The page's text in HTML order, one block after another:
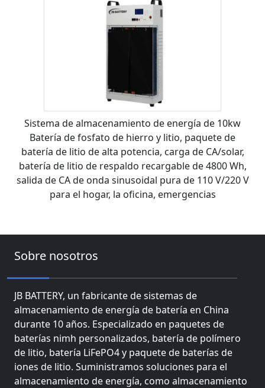
Sistema de almacenamiento de energía de 10kw
Batería de fosfato de hierro y litio, paquete de
batería de litio de alta potencia, carga de CA/solar,
batería de litio de respaldo recargable de 4800 Wh,
salida de CA de onda sinusoidal pura de 110 V/220 V
para el hogar, la oficina, emergencias
Sobre nosotros
JB BATTERY, un fabricante de sistemas de
almacenamiento de energía de batería en China
durante 10 años. Especializado en paquetes de
baterías nimh personalizados, batería de polímero
de litio, batería LiFePO4 y paquete de baterías de
iones de litio. Suministramos soluciones para el
almacenamiento de energía, como almacenamiento